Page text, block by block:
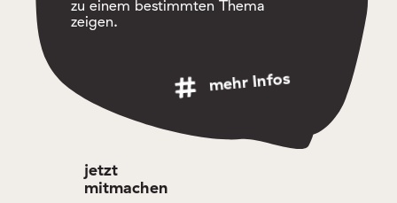
zeigen.
mehr Infos
jetzt
mitmachen